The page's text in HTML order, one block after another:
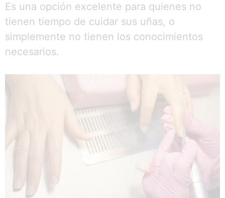
Es una opción excelente para quienes no
tienen tiempo de cuidar sus uñas, o
simplemente no tienen los conocimientos
necesarios.